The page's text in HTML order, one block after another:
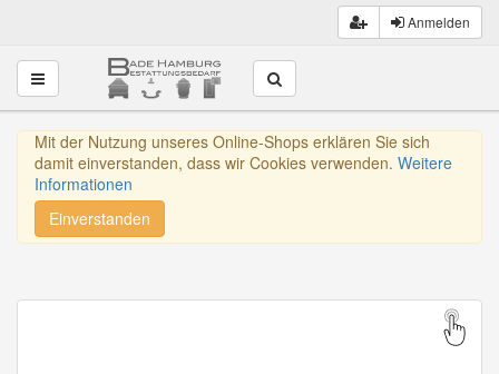
Anmelden
Toggle navigation
Mit der Nutzung unseres Online-Shops erklären Sie sich
damit einverstanden, dass wir Cookies verwenden. Weitere
Informationen
Einverstanden